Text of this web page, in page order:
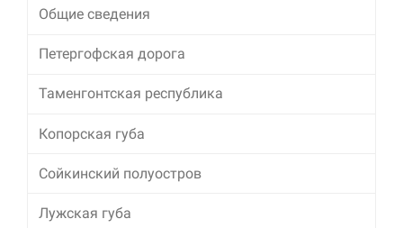
Общие сведения
Петергофская дорога
Таменгонтская республика
Копорская губа
Сойкинский полуостров
Лужская губа